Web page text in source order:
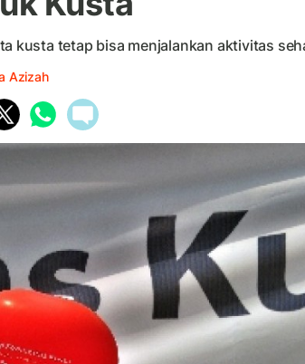
kusta tetap bisa menjalankan aktivitas
Azizah